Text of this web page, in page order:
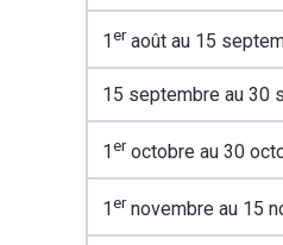
1 er août au 15
15 septembre au 30
1 er octobre au 30
1 er novembre au 15